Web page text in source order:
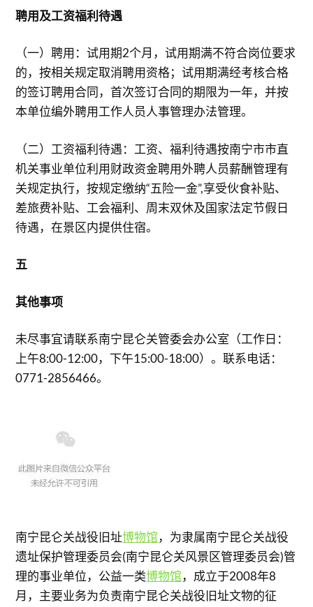
聘用及工资福利待遇
（一）聘用：试用期2个月，试用期满不符合岗位要求
的，按相关规定取消聘用资格；试用期满经考核合格
的签订聘用合同，首次签订合同的期限为一年，并按
本单位编外聘用工作人员人事管理办法管理。
（二）工资福利待遇：工资、福利待遇按南宁市市直
机关事业单位利用财政资金聘用外聘人员薪酬管理有
关规定执行，按规定缴纳“五险一金”,享受伙食补贴、
差旅费补贴、工会福利、周末双休及国家法定节假日
待遇，在景区内提供住宿。
五
其他事项
未尽事宜请联系南宁昆仑关管委会办公室（工作日：
上午8:00-12:00，下午15:00-18:00）。联系电话：
0771-2856466。
南宁昆仑关战役旧址博物馆，为隶属南宁昆仑关战役
遗址保护管理委员会(南宁昆仑关风景区管理委员会)管
理的事业单位，公益一类博物馆，成立于2008年8
月，主要业务为负责南宁昆仑关战役旧址文物的征